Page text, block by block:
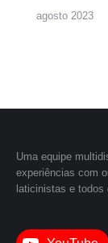
agosto 2023
Uma equipe
experiências com
laticinistas e todos